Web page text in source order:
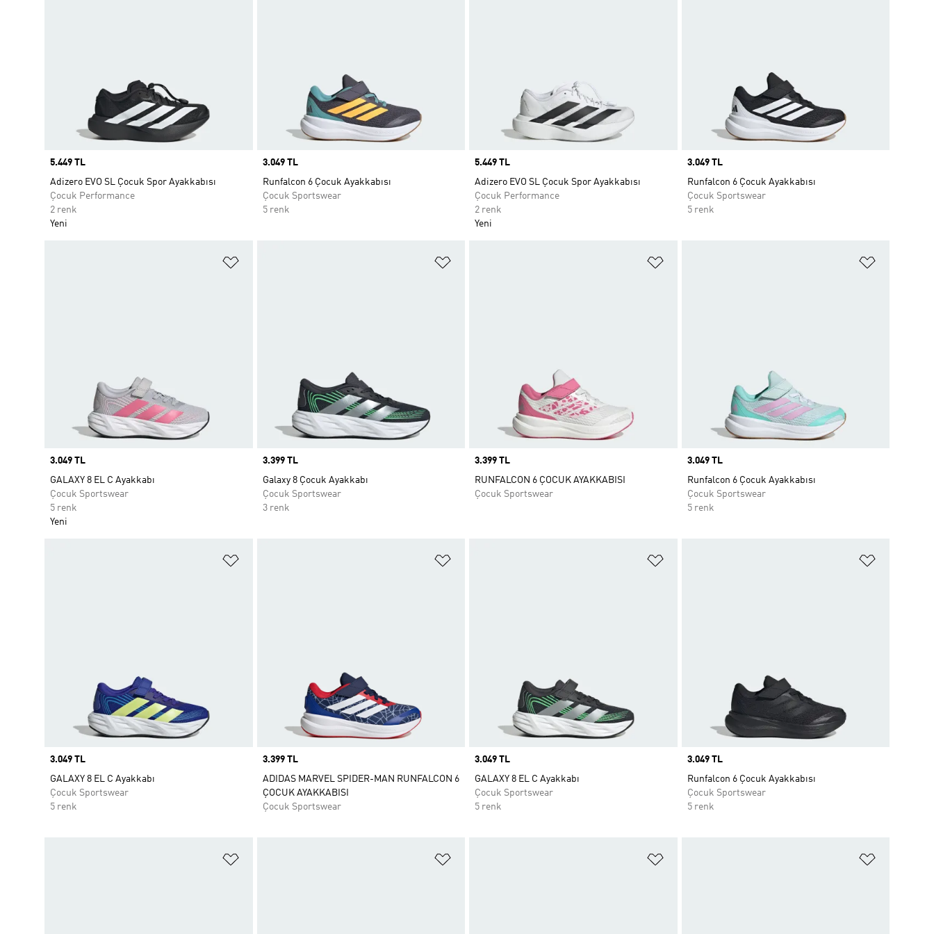
Price
5.449 TL
Adizero EVO SL Çocuk Spor Ayakkabısı
Çocuk Performance
2 renk
Yeni
Price
3.049 TL
Runfalcon 6 Çocuk Ayakkabısı
Çocuk Sportswear
5 renk
Price
5.449 TL
Adizero EVO SL Çocuk Spor Ayakkabısı
Çocuk Performance
2 renk
Yeni
Price
3.049 TL
Runfalcon 6 Çocuk Ayakkabısı
Çocuk Sportswear
5 renk
Price
3.049 TL
GALAXY 8 EL C Ayakkabı
Çocuk Sportswear
5 renk
Yeni
Price
3.399 TL
Galaxy 8 Çocuk Ayakkabı
Çocuk Sportswear
3 renk
Price
3.399 TL
RUNFALCON 6 ÇOCUK AYAKKABISI
Çocuk Sportswear
Price
3.049 TL
Runfalcon 6 Çocuk Ayakkabısı
Çocuk Sportswear
5 renk
Price
3.049 TL
GALAXY 8 EL C Ayakkabı
Çocuk Sportswear
5 renk
Price
3.399 TL
ADIDAS MARVEL SPIDER-MAN RUNFALCON 6
ÇOCUK AYAKKABISI
Çocuk Sportswear
Price
3.049 TL
GALAXY 8 EL C Ayakkabı
Çocuk Sportswear
5 renk
Price
3.049 TL
Runfalcon 6 Çocuk Ayakkabısı
Çocuk Sportswear
5 renk